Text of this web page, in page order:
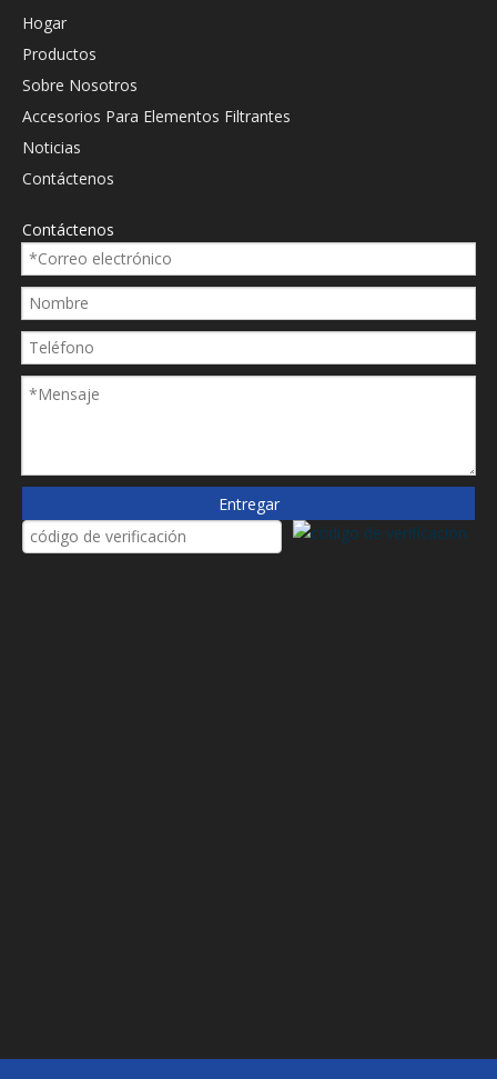
Hogar
Productos
Sobre Nosotros
Accesorios Para Elementos Filtrantes
Noticias
Contáctenos
Contáctenos
Entregar